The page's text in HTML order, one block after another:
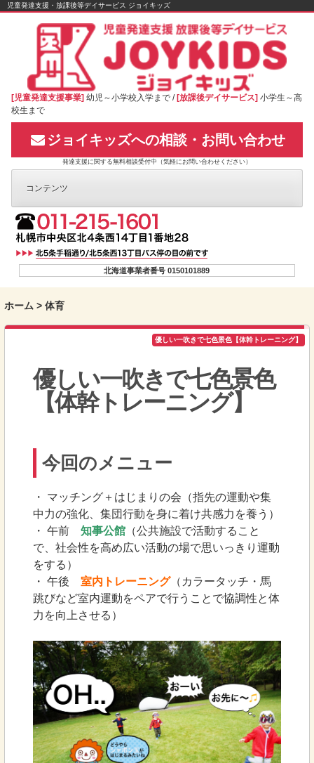
Skip
児童発達支援・放課後等デイサービス ジョイキッズ
[児童発達支援事業] 幼児～小学校入学まで / [放課後デイサービス] 小学生～高
校生まで
ジョイキッズへの相談・お問い合わせ
発達支援に関する無料相談受付中（気軽にお問い合わせください）
コンテンツ
北海道事業者番号 0150101889
ホーム > 体育
優しい一吹きで七色景色【体幹トレーニング】
優しい一吹きで七色景色
【体幹トレーニング】
今回のメニュー
・ マッチング＋はじまりの会（指先の運動や集
中力の強化、集団行動を身に着け共感力を養う）
・ 午前 知事公館 （公共施設で活動すること
で、社会性を高め広い活動の場で思いっきり運動
をする）
・ 午後 室内トレーニング（カラータッチ・馬
跳びなど室内運動をペアで行うことで協調性と体
力を向上させる）